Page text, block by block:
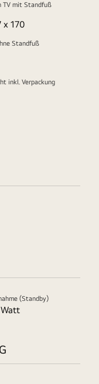
TV mit Standfuß
x 170
Standfuß
inkl. Verpackung
(Standby)